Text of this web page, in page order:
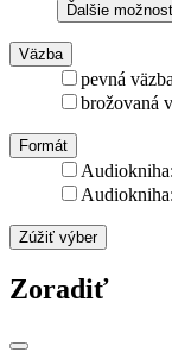
Ďalšie
Väzba
pevná
brožovaná
Formát
Zúžiť výber
Zoradiť